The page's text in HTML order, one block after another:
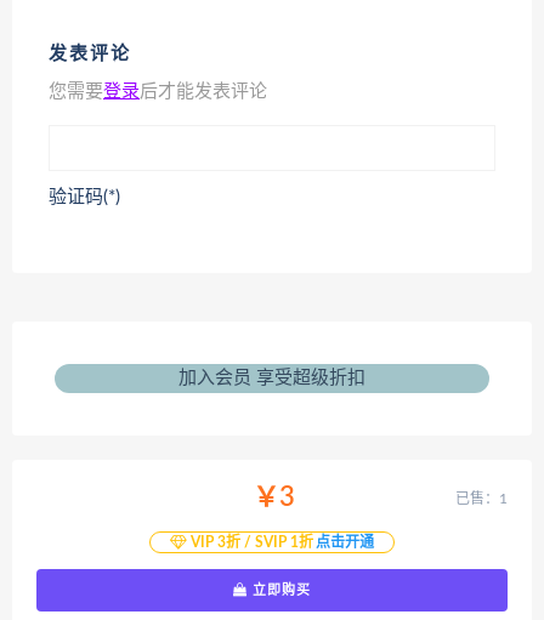
发表评论
您需要登录后才能发表评论
验证码(*)
加入会员 享受超级折扣
￥3
VIP 3折 / SVIP 1折 点击开通
已售：1
立即购买